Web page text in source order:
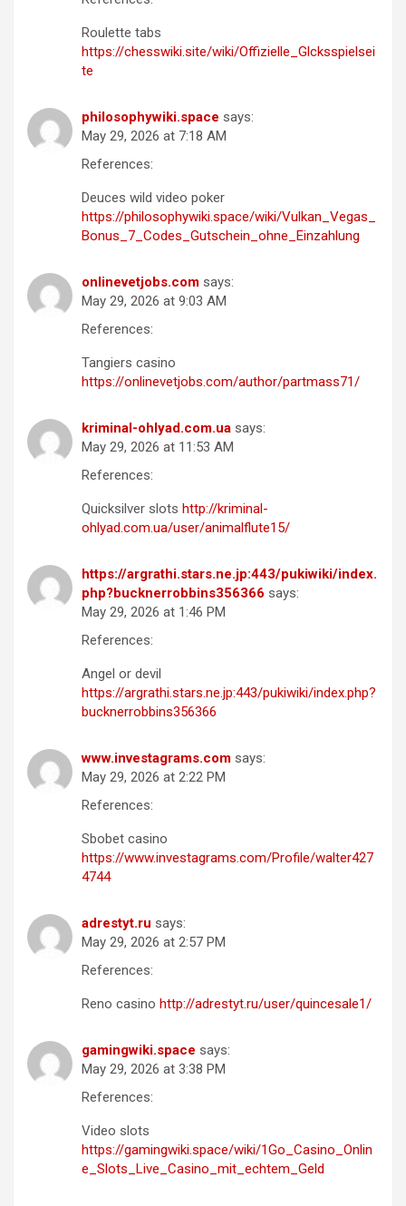
Roulette tabs
https://chesswiki.site/wiki/Offizielle_Glcksspielsei
te
philosophywiki.space says:
May 29, 2026 at 7:18 AM
References:
Deuces wild video poker
https://philosophywiki.space/wiki/Vulkan_Vegas_
Bonus_7_Codes_Gutschein_ohne_Einzahlung
onlinevetjobs.com says:
May 29, 2026 at 9:03 AM
References:
Tangiers casino
https://onlinevetjobs.com/author/partmass71/
kriminal-ohlyad.com.ua says:
May 29, 2026 at 11:53 AM
References:
Quicksilver slots http://kriminal-
ohlyad.com.ua/user/animalflute15/
https://argrathi.stars.ne.jp:443/pukiwiki/index.
php?bucknerrobbins356366 says:
May 29, 2026 at 1:46 PM
References:
Angel or devil
https://argrathi.stars.ne.jp:443/pukiwiki/index.php?
bucknerrobbins356366
www.investagrams.com says:
May 29, 2026 at 2:22 PM
References:
Sbobet casino
https://www.investagrams.com/Profile/walter427
4744
adrestyt.ru says:
May 29, 2026 at 2:57 PM
References:
Reno casino http://adrestyt.ru/user/quincesale1/
gamingwiki.space says:
May 29, 2026 at 3:38 PM
References:
Video slots
https://gamingwiki.space/wiki/1Go_Casino_Onlin
e_Slots_Live_Casino_mit_echtem_Geld